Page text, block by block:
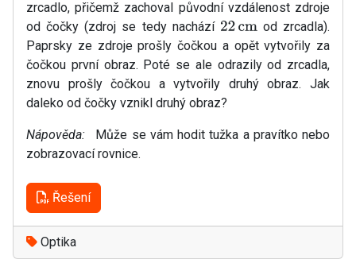
zrcadlo, přičemž zachoval původní vzdálenost zdroje
od čočky (zdroj se tedy nachází 22cm
od zrcadla).
Paprsky ze zdroje prošly čočkou a opět vytvořily za
čočkou první obraz. Poté se ale odrazily od zrcadla,
znovu prošly čočkou a vytvořily druhý obraz. Jak
daleko od čočky vznikl druhý obraz?
Nápověda:
Může se vám hodit tužka a pravítko nebo
zobrazovací rovnice.
Řešení
Optika